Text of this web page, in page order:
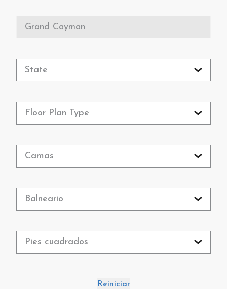
Grand Cayman
State
Floor Plan Type
Camas
Balneario
Pies cuadrados
Reiniciar